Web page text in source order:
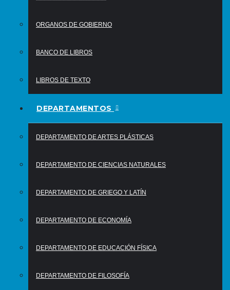
ORGANOS DE GOBIERNO
BANCO DE LIBROS
LIBROS DE TEXTO
DEPARTAMENTOS
DEPARTAMENTO DE ARTES PLÁSTICAS
DEPARTAMENTO DE CIENCIAS NATURALES
DEPARTAMENTO DE GRIEGO Y LATÍN
DEPARTAMENTO DE ECONOMÍA
DEPARTAMENTO DE EDUCACIÓN FÍSICA
DEPARTAMENTO DE FILOSOFÍA